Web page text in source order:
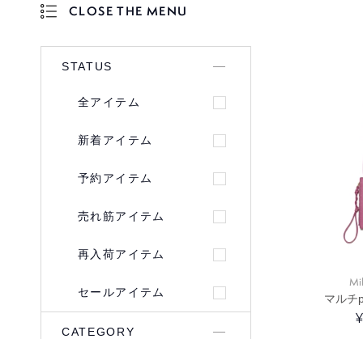
CLOSE THE MENU
STATUS
全アイテム
新着アイテム
予約アイテム
売れ筋アイテム
再入荷アイテム
セールアイテム
CATEGORY
マルチ